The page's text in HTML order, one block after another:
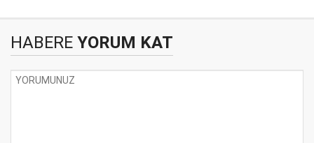
HABERE YORUM KAT